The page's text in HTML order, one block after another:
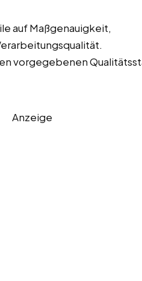
auf Maßgenauigkeit,
vorgegebenen
Anzeige